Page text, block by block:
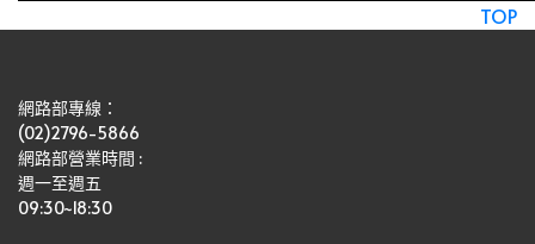
TOP
網路部專線：
(02)2796-5866
網路部營業時間 :
週一至週五
09:30~18:30